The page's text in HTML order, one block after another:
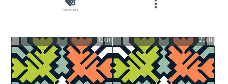
Favorites
10cm 20cm